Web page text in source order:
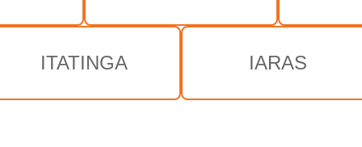
ITATINGA IARAS